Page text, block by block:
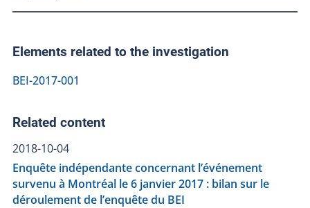
Elements related to the investigation
BEI-2017-001
Related content
2018-10-04
Enquête indépendante concernant l’événement
survenu à Montréal le 6 janvier 2017 : bilan sur le
déroulement de l’enquête du BEI